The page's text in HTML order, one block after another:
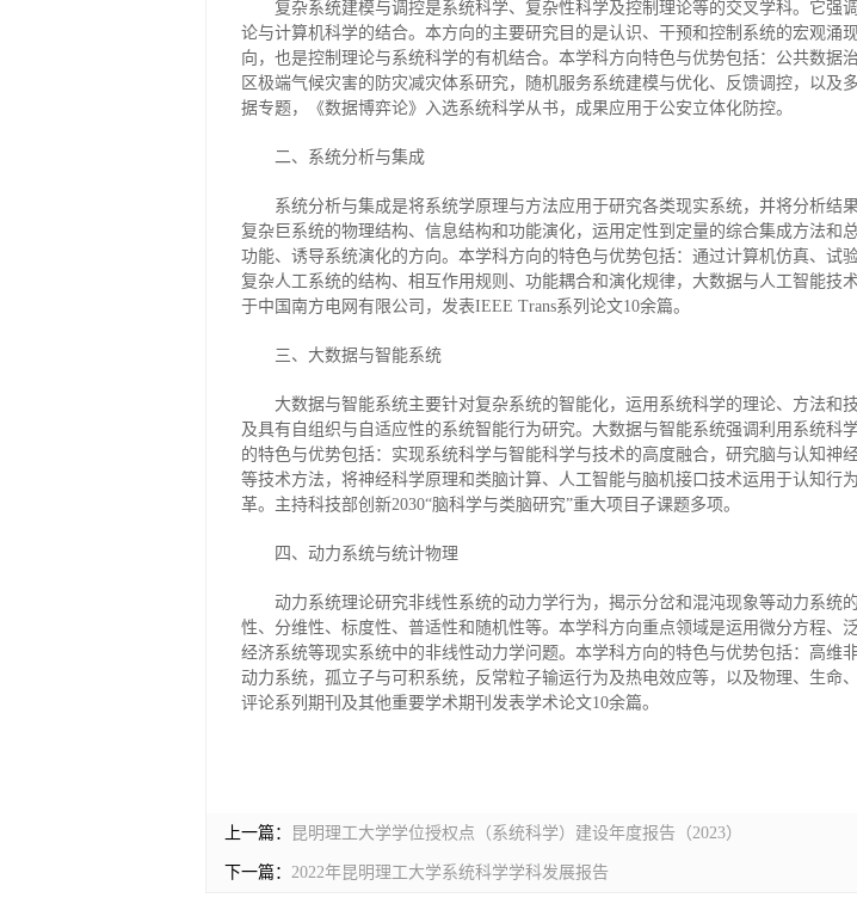
复杂系统建模与调控是系统科学、复杂性科学及控制理论等的交叉学科。它
论与计算机科学的结合。本方向的主要研究目的是认识、干预和控制系统的宏观
向，也是控制理论与系统科学的有机结合。本学科方向特色与优势包括：公共数
区极端气候灾害的防灾减灾体系研究，随机服务系统建模与优化、反馈调控，以
据专题，《数据博弈论》入选系统科学从书，成果应用于公安立体化防控。
二、系统分析与集成
系统分析与集成是将系统学原理与方法应用于研究各类现实系统，并将分析
复杂巨系统的物理结构、信息结构和功能演化，运用定性到定量的综合集成方法
功能、诱导系统演化的方向。本学科方向的特色与优势包括：通过计算机仿真、
复杂人工系统的结构、相互作用规则、功能耦合和演化规律，大数据与人工智能
于中国南方电网有限公司，发表IEEE Trans系列论文10余篇。
三、大数据与智能系统
大数据与智能系统主要针对复杂系统的智能化，运用系统科学的理论、方法
及具有自组织与自适应性的系统智能行为研究。大数据与智能系统强调利用系统
的特色与优势包括：实现系统科学与智能科学与技术的高度融合，研究脑与认知神
等技术方法，将神经科学原理和类脑计算、人工智能与脑机接口技术运用于认知行
革。主持科技部创新2030“脑科学与类脑研究”重大项目子课题多项。
四、动力系统与统计物理
动力系统理论研究非线性系统的动力学行为，揭示分岔和混沌现象等动力系
性、分维性、标度性、普适性和随机性等。本学科方向重点领域是运用微分方程
经济系统等现实系统中的非线性动力学问题。本学科方向的特色与优势包括：高
动力系统，孤立子与可积系统，反常粒子输运行为及热电效应等，以及物理、生
评论系列期刊及其他重要学术期刊发表学术论文10余篇。
上一篇： 昆明理工大学学位授权点（系统科学）建设年度报告（2023）
下一篇： 2022年昆明理工大学系统科学学科发展报告